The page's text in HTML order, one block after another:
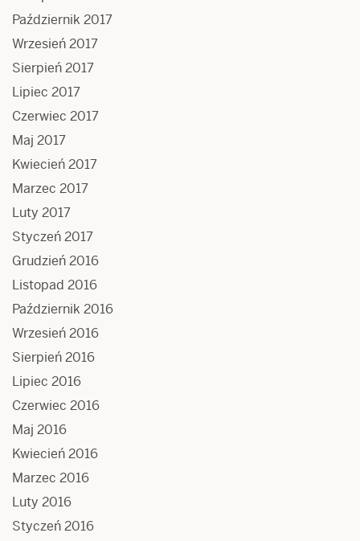
Październik 2017
Wrzesień 2017
Sierpień 2017
Lipiec 2017
Czerwiec 2017
Maj 2017
Kwiecień 2017
Marzec 2017
Luty 2017
Styczeń 2017
Grudzień 2016
Listopad 2016
Październik 2016
Wrzesień 2016
Sierpień 2016
Lipiec 2016
Czerwiec 2016
Maj 2016
Kwiecień 2016
Marzec 2016
Luty 2016
Styczeń 2016